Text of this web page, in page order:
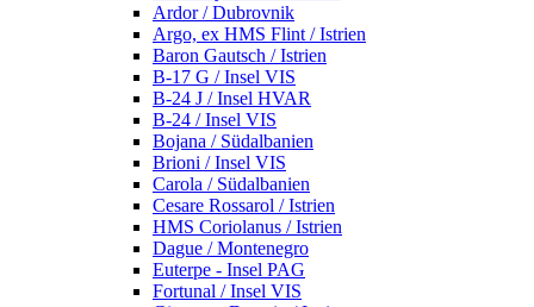
Ardor / Dubrovnik
Argo, ex HMS Flint / Istrien
Baron Gautsch / Istrien
B-17 G / Insel VIS
B-24 J / Insel HVAR
B-24 / Insel VIS
Bojana / Südalbanien
Brioni / Insel VIS
Carola / Südalbanien
Cesare Rossarol / Istrien
HMS Coriolanus / Istrien
Dague / Montenegro
Euterpe - Insel PAG
Fortunal / Insel VIS